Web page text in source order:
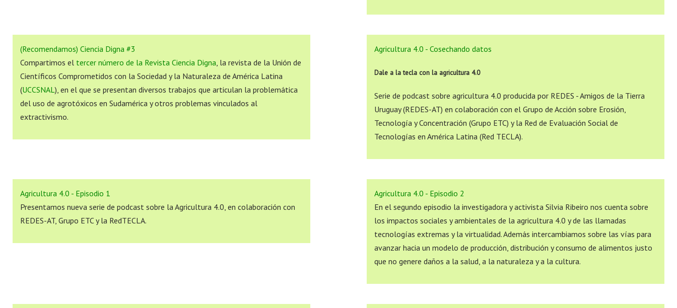
(Recomendamos) Ciencia Digna #3
Compartimos el tercer número de la Revista Ciencia Digna, la revista de la Unión de
Científicos Comprometidos con la Sociedad y la Naturaleza de América Latina
(UCCSNAL), en el que se presentan diversos trabajos que articulan la problemática
del uso de agrotóxicos en Sudamérica y otros problemas vinculados al
extractivismo.
Agricultura 4.0 - Cosechando datos
Dale a la tecla con la agricultura 4.0
Serie de podcast sobre agricultura 4.0 producida por REDES - Amigos de la Tierra
Uruguay (REDES-AT) en colaboración con el Grupo de Acción sobre Erosión,
Tecnología y Concentración (Grupo ETC) y la Red de Evaluación Social de
Tecnologías en América Latina (Red TECLA).
Agricultura 4.0 - Episodio 1
Presentamos nueva serie de podcast sobre la Agricultura 4.0, en colaboración con
REDES-AT, Grupo ETC y la RedTECLA.
Agricultura 4.0 - Episodio 2
En el segundo episodio la investigadora y activista Silvia Ribeiro nos cuenta sobre
los impactos sociales y ambientales de la agricultura 4.0 y de las llamadas
tecnologías extremas y la virtualidad. Además intercambiamos sobre las vías para
avanzar hacia un modelo de producción, distribución y consumo de alimentos justo
que no genere daños a la salud, a la naturaleza y a la cultura.